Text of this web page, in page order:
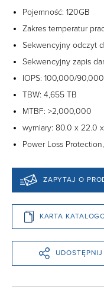
Pojemność: 120GB
Zakres temperatur
Sekwencyjny odczyt
Sekwencyjny zapis
IOPS: 100,000/90,000
TBW: 4,655 TB
MTBF: >2,000,000
wymiary: 80.0 x 22.0
Power Loss
ZAPYTAJ O
KARTA
UDOSTĘPNIJ